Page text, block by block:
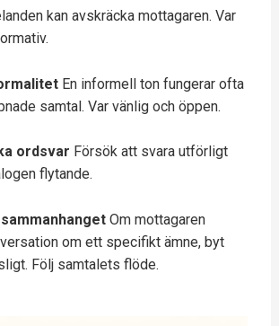
kan avskräcka mottagaren. Var
En informell ton fungerar ofta
samtal. Var vänlig och öppen.
ordsvar Försök att svara utförligt
flytande.
Om mottagaren
om ett specifikt ämne, byt
Följ samtalets flöde.